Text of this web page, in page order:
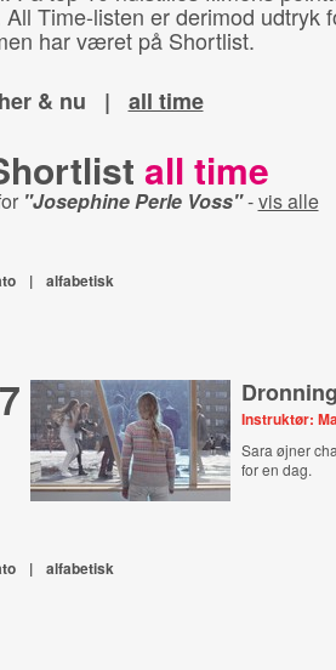
All Time-listen er derimod udtryk
har været på Shortlist.
her & nu | all time
all time
"Josephine Perle Voss"-vis alle
| alfabetisk
Instruktør:
Sara øjner
for en dag.
| alfabetisk